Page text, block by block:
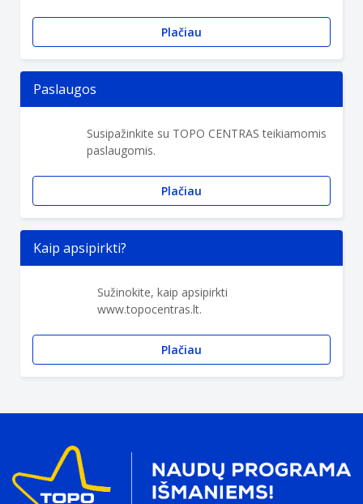
Plačiau
Paslaugos
Susipažinkite su TOPO CENTRAS teikiamomis
paslaugomis.
Plačiau
Kaip apsipirkti?
Sužinokite, kaip apsipirkti
www.topocentras.lt.
Plačiau